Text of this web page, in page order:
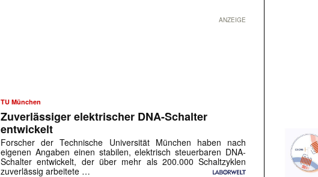
ANZEIGE
TU München
Zuverlässiger elektrischer DNA-Schalter
entwickelt
Forscher der Technische Universität München haben nach
eigenen Angaben einen stabilen, elektrisch steuerbaren DNA-
Schalter entwickelt, der über mehr als 200.000 Schaltzyklen
zuverlässig arbeitete …